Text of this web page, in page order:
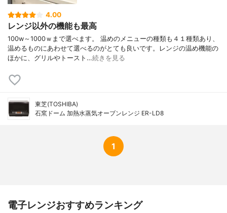
4.00
レンジ以外の機能も最高
100w～1000ｗまで選べます。 温めのメニューの種類も４１種類あり、
温めるものにあわせて選べるのがとても良いです。レンジの温め機能の
ほかに、グリルやトースト…続きを見る
東芝(TOSHIBA)
石窯ドーム 加熱水蒸気オーブンレンジ ER-LD8
1
電子レンジおすすめランキング